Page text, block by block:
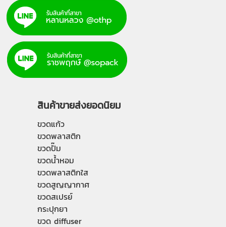
สินค้าขายส่งยอดนิยม
ขวดแก้ว
ขวดพลาสติก
ขวดปั๊ม
ขวดน้ำหอม
ขวดพลาสติกใส
ขวดสูญญากาศ
ขวดสเปรย์
กระปุกยา
ขวด diffuser